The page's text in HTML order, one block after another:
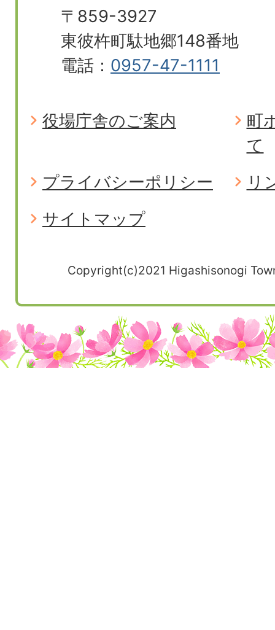
〒859-3927
東彼杵町駄地郷148番地
電話： 0957-47-1111
役場庁舎のご案内
町
て
プライバシーポリシー
リ
サイトマップ
Copyright(c)2021 Higashisonogi